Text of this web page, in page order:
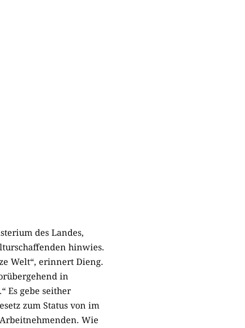
des Landes,
hinwies.
Welt“, erinnert Dieng.
in
Es gebe seither
zum Status von im
Wie